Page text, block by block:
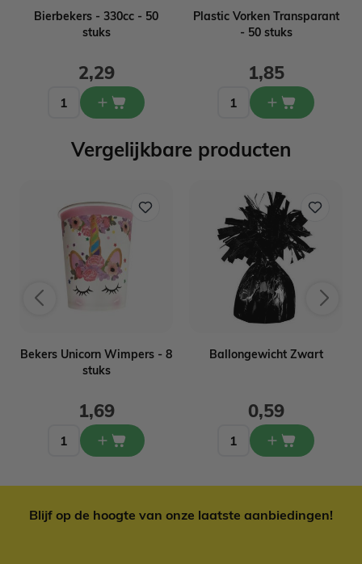
Bierbekers - 330cc - 50
stuks
2,29
Plastic Vorken Transparant
- 50 stuks
1,85
Vergelijkbare producten
Bekers Unicorn Wimpers - 8
stuks
1,69
Ballongewicht Zwart
0,59
Blijf op de hoogte van onze laatste aanbiedingen!